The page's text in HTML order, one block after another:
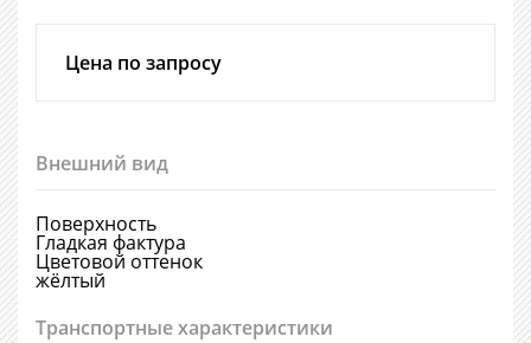
Цена по запросу
Внешний вид
Поверхность
Гладкая фактура
Цветовой оттенок
жёлтый
Транспортные характеристики